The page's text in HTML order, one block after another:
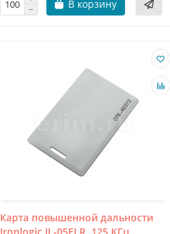
В корзину
Карта повышенной дальности